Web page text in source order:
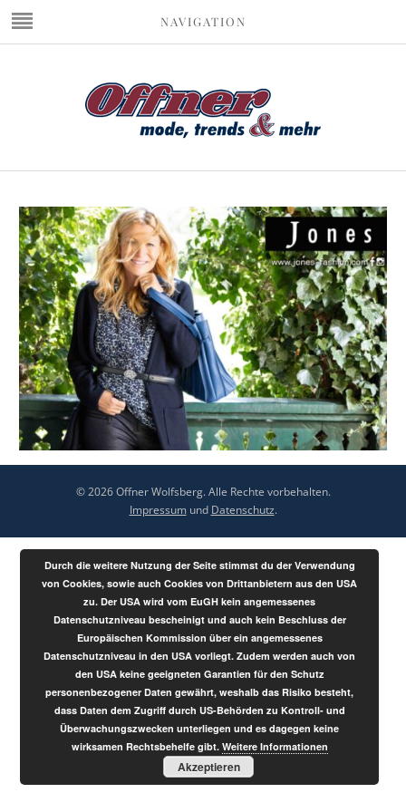
NAVIGATION
© 2026 Offner Wolfsberg. Alle Rechte vorbehalten.
Impressumund Datenschutz.
Durch die weitere Nutzung der Seite stimmst du der Verwendung
von Cookies, sowie auch Cookies von Drittanbietern aus den USA
zu. Der USA wird vom EuGH kein angemessenes
Datenschutzniveau bescheinigt und auch kein Beschluss der
Europäischen Kommission über ein angemessenes
Datenschutzniveau in den USA vorliegt. Zudem werden auch von
den USA keine geeigneten Garantien für den Schutz
personenbezogener Daten gewährt, weshalb das Risiko besteht,
dass Daten dem Zugriff durch US-Behörden zu Kontroll- und
Überwachungszwecken unterliegen und es dagegen keine
wirksamen Rechtsbehelfe gibt. Weitere Informationen
Akzeptieren